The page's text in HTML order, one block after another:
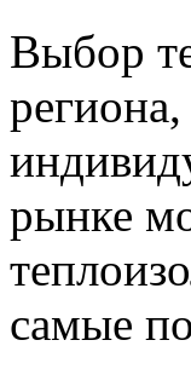
Выбор
рынке
самые